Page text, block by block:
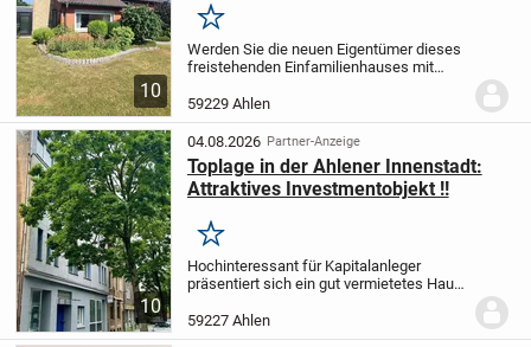
10
Vollkeller.
Merken
Werden Sie die neuen Eigentümer dieses
freistehenden Einfamilienhauses mit
elektrischen Torantrieben), Vollkeller,
Wintergarten und überdachtem Freisitz.
Das Haus...
59229 Ahlen
10
04.08.2026 Partner-Anzeige
Toplage in der Ahlener Innenstadt:
Attraktives Investmentobjekt !!
Merken
Hochinteressant für Kapitalanleger
präsentiert sich ein gut vermietetes Haus,
Die Wohneinheiten sind in der Größe
passend für eine breite Zielgruppe und...
59227 Ahlen